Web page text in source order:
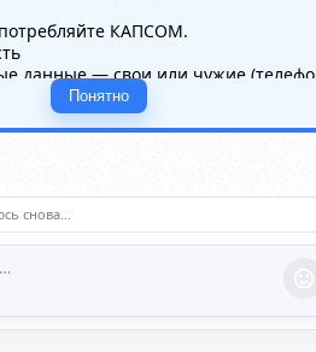
КАПСОМ.
данные — свои или чужие
тематике чата.
чату при нарушении правил.
Понятно
снова…